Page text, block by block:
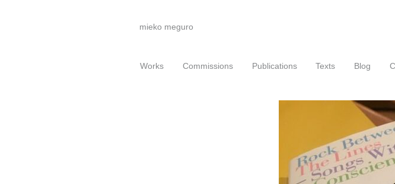
mieko meguro
Works Commissions Publications Texts Blog